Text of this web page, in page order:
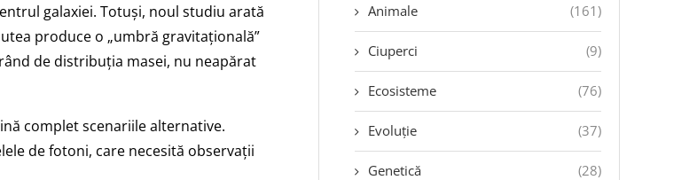
galaxiei. Totuși, noul studiu arată
produce o „umbră gravitațională”
de distribuția masei, nu neapărat
complet scenariile alternative.
de fotoni, care necesită observații
Animale (161)
Ciuperci (9)
Ecosisteme (76)
Evoluție (37)
Genetică (28)